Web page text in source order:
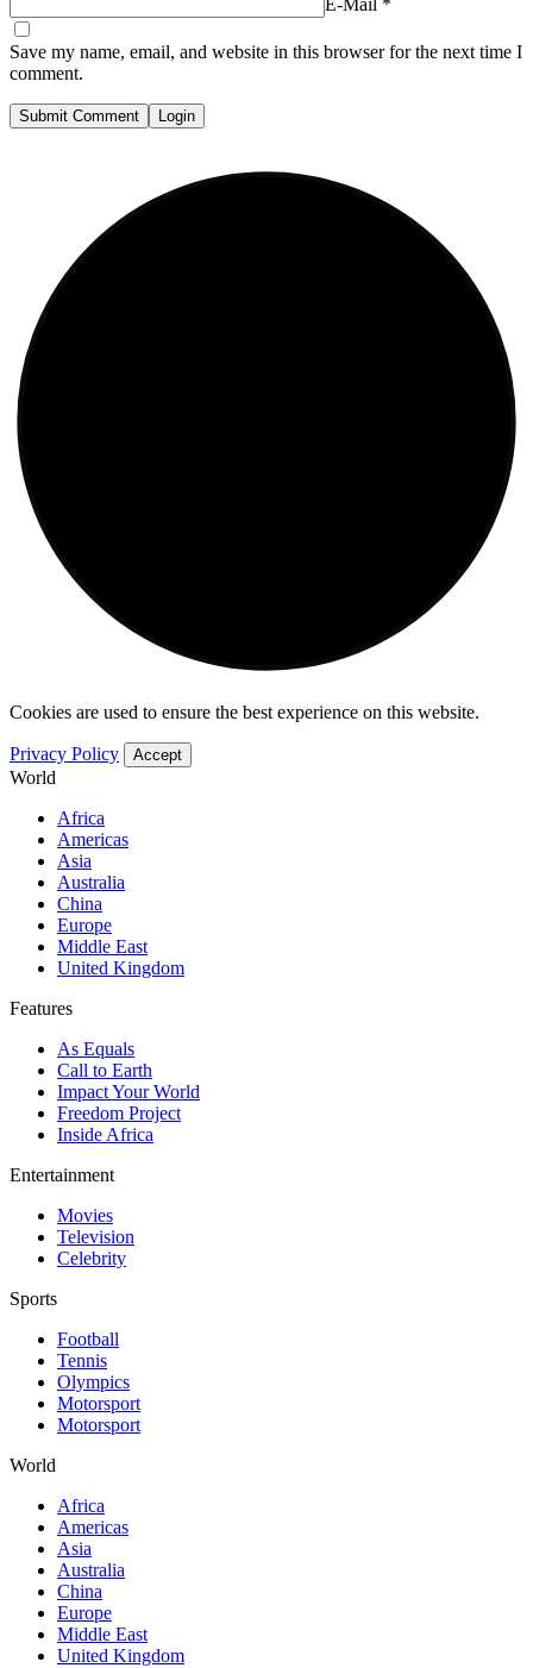
E-Mail *
Save my name, email, and website in this browser for the next time I
comment.
Submit Comment Login
Cookies are used to ensure the best experience on this website.
Privacy Policy Accept
World
Africa
Americas
Asia
Australia
China
Europe
Middle East
United Kingdom
Features
As Equals
Call to Earth
Impact Your World
Freedom Project
Inside Africa
Entertainment
Movies
Television
Celebrity
Sports
Football
Tennis
Olympics
Motorsport
Motorsport
World
Africa
Americas
Asia
Australia
China
Europe
Middle East
United Kingdom